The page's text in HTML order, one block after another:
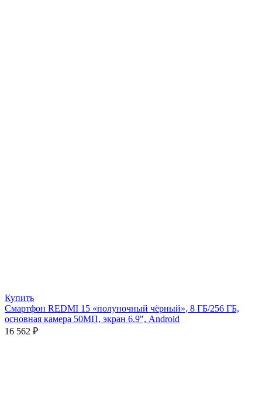
Купить
Смартфон REDMI 15 «полуночный чёрный», 8 ГБ/256 ГБ,
основная камера 50МП, экран 6.9″, Android
16 562 ₽